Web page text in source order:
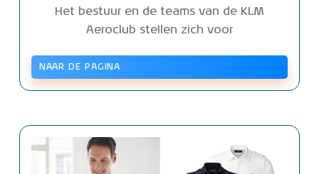
Het bestuur en de teams van de KLM
Aeroclub stellen zich voor
NAAR DE PAGINA